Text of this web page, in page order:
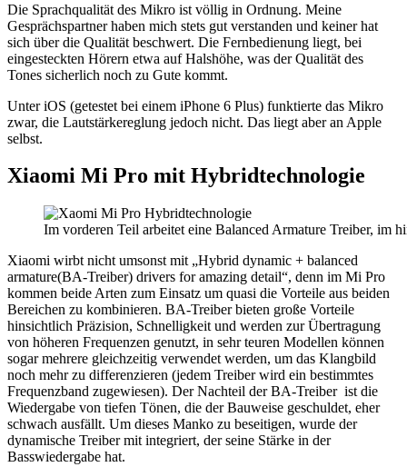
Die Sprachqualität des Mikro ist völlig in Ordnung. Meine
Gesprächspartner haben mich stets gut verstanden und keiner hat
sich über die Qualität beschwert. Die Fernbedienung liegt, bei
eingesteckten Hörern etwa auf Halshöhe, was der Qualität des
Tones sicherlich noch zu Gute kommt.
Unter iOS (getestet bei einem iPhone 6 Plus) funktierte das Mikro
zwar, die Lautstärkereglung jedoch nicht. Das liegt aber an Apple
selbst.
Xiaomi Mi Pro mit Hybridtechnologie
Im vorderen Teil arbeitet eine Balanced Armature Treiber, im
Xiaomi wirbt nicht umsonst mit „Hybrid dynamic + balanced
armature(BA-Treiber) drivers for amazing detail“, denn im Mi Pro
kommen beide Arten zum Einsatz um quasi die Vorteile aus beiden
Bereichen zu kombinieren. BA-Treiber bieten große Vorteile
hinsichtlich Präzision, Schnelligkeit und werden zur Übertragung
von höheren Frequenzen genutzt, in sehr teuren Modellen können
sogar mehrere gleichzeitig verwendet werden, um das Klangbild
noch mehr zu differenzieren (jedem Treiber wird ein bestimmtes
Frequenzband zugewiesen). Der Nachteil der BA-Treiber ist die
Wiedergabe von tiefen Tönen, die der Bauweise geschuldet, eher
schwach ausfällt. Um dieses Manko zu beseitigen, wurde der
dynamische Treiber mit integriert, der seine Stärke in der
Basswiedergabe hat.